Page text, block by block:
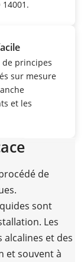
principes
sur mesure
et les
de
sont
Les
alcalines et des
et souvent à